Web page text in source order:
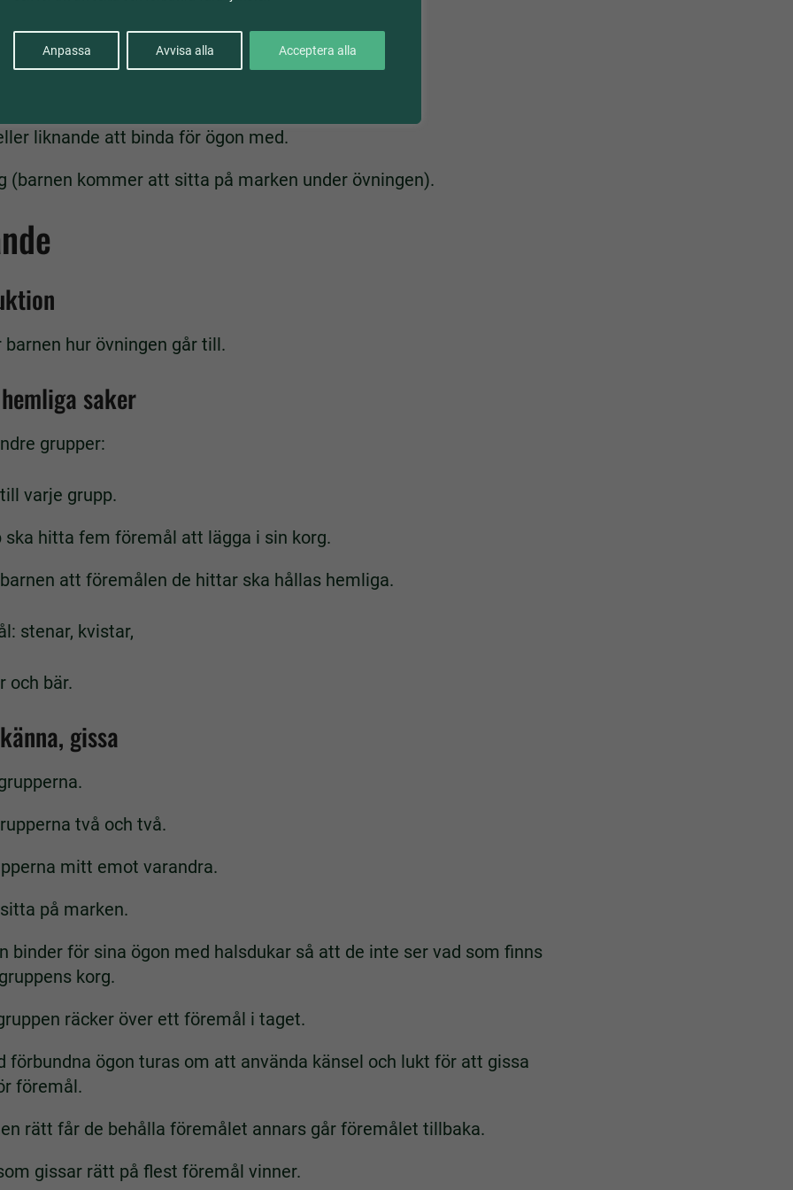
Anpassa Avvisa alla Acceptera alla
– det här behöver du
liknande att binda för ögon med.
(barnen kommer att sitta på marken under övningen).
hur övningen går till.
saker
grupper:
varje grupp.
hitta fem föremål att lägga i sin korg.
att föremålen de hittar ska hållas hemliga.
stenar, kvistar,
och bär.
gissa
två och två.
mitt emot varandra.
på marken.
binder för sina ögon med halsdukar så att de inte ser vad som finns
korg.
räcker över ett föremål i taget.
förbundna ögon turas om att använda känsel och lukt för att gissa
föremål.
rätt får de behålla föremålet annars går föremålet tillbaka.
gissar rätt på flest föremål vinner.